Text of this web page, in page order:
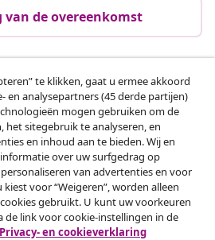
van de overeenkomst
te klikken, gaat u ermee akkoord
en analysepartners (45 derde partijen)
mogen gebruiken om de
het sitegebruik te analyseren, en
en inhoud aan te bieden. Wij en
over uw surfgedrag op
van advertenties en voor
voor “Weigeren”, worden alleen
gebruikt. U kunt uw voorkeuren
de link voor cookie-instellingen in de
Privacy- en cookieverklaring